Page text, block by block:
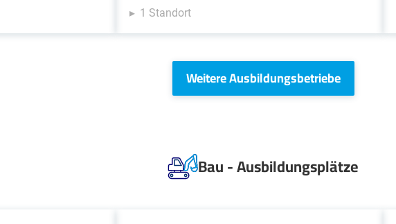
1 Standort
Weitere Ausbildungsbetriebe
Bau - Ausbildungsplätze